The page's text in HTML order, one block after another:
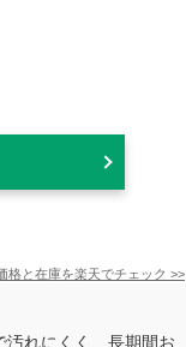
格と在庫を楽天でチェック >>
れにくく、長期間お